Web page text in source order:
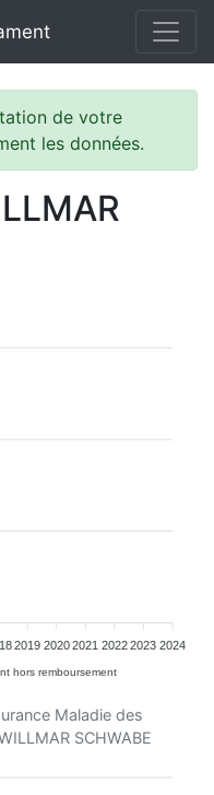
de votre
les données.
2019 2020 2021 2022 2023 2024
hors remboursement
Maladie des
SCHWABE